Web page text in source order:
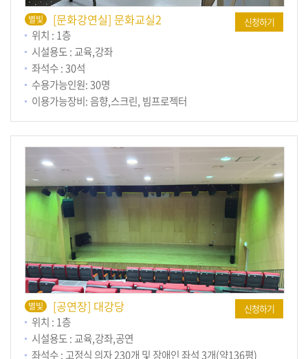
별빛 [문화강연실] 문화교실2
위치 : 1층
시설용도 : 교육,강좌
좌석수 : 30석
수용가능인원: 30명
이용가능장비: 음향,스크린, 빔프로젝터
신청하기
별빛 [공연장] 대강당
위치 : 1층
시설용도 : 교육,강좌,공연
좌석수 : 고정식 의자 230개 및 장애인 좌석 3개(약136평)
신청하기